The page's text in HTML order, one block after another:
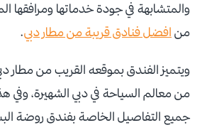
والمتشابهة في جودة خدماتها ومرافقها
من افضل فنادق قريبة من مطار دبي.
ويتميز الفندق بموقعه القريب من مطار
من معالم السياحة في دبي الشهيرة، وفي
جميع التفاصيل الخاصة بفندق روضة